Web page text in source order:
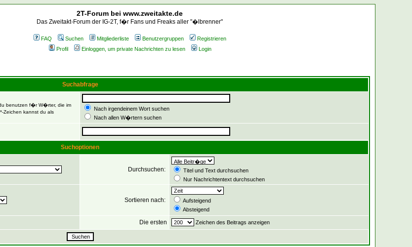
2T-Forum bei www.zweitakte.de
Das Zweitakt-Forum der IG-2T, f�r Fans und Freaks aller "�lbrenner"
FAQ Suchen Mitgliederliste Benutzergruppen
Registrieren
Profil
Einloggen, um private Nachrichten zu lesen Login
Suchabfrage
benutzen f�r W�rter, die im
Zeichen kannst du als
Nach irgendeinem Wort suchen
Nach allen W�rtern suchen
Suchoptionen
Durchsuchen:
Titel und Text durchsuchen
Nur Nachrichtentext durchsuchen
Sortieren nach:
Aufsteigend
Absteigend
Die ersten Zeichen des Beitrags anzeigen